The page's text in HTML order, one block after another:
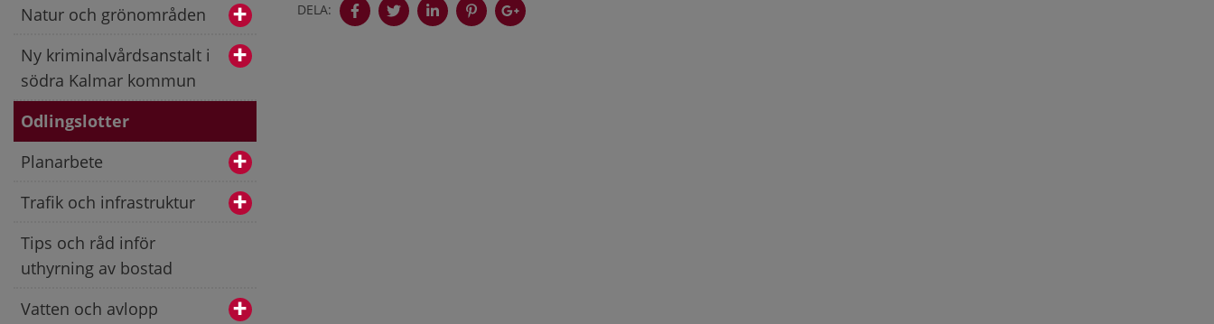
Natur och grönområden
Ny kriminalvårdsanstalt i
södra Kalmar kommun
Odlingslotter
Planarbete
Trafik och infrastruktur
Tips och råd inför
uthyrning av bostad
Vatten och avlopp
DELA: